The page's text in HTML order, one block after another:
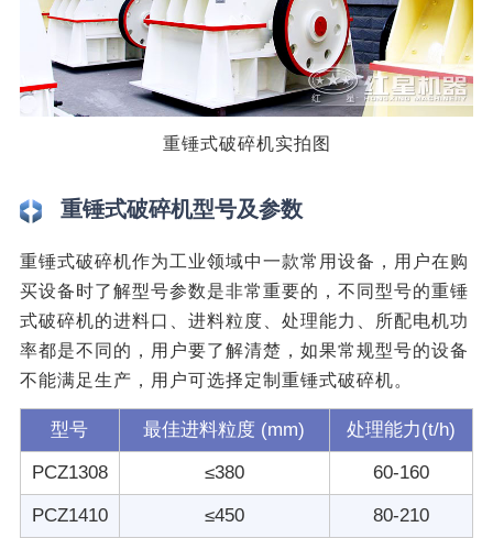
重锤式破碎机实拍图
重锤式破碎机型号及参数
重锤式破碎机作为工业领域中一款常用设备，用户在购
买设备时了解型号参数是非常重要的，不同型号的重锤
式破碎机的进料口、进料粒度、处理能力、所配电机功
率都是不同的，用户要了解清楚，如果常规型号的设备
不能满足生产，用户可选择定制重锤式破碎机。
型号 最佳进料粒度 (mm) 处理能力(t/h)
PCZ1308 ≤380 60-160
PCZ1410 ≤450 80-210